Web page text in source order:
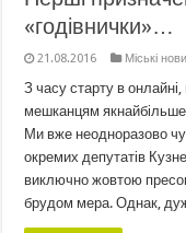
«годівнички»…
21.08.2016 Міські
З часу старту в
мешканцям якнайбільше
Ми вже неодноразово
окремих депутатів
виключно жовтою
брудом мера. Однак,